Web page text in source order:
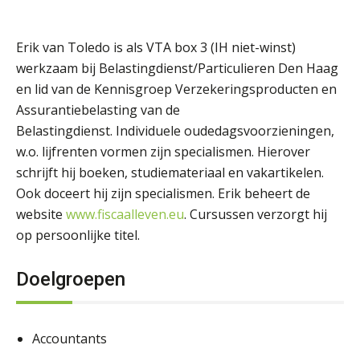
Erik van Toledo is als VTA box 3 (IH niet-winst)
werkzaam bij Belastingdienst/Particulieren Den Haag
en lid van de Kennisgroep Verzekeringsproducten en
Assurantiebelasting van de
Belastingdienst. Individuele oudedagsvoorzieningen,
w.o. lijfrenten vormen zijn specialismen. Hierover
schrijft hij boeken, studiemateriaal en vakartikelen.
Ook doceert hij zijn specialismen. Erik beheert de
website www.fiscaalleven.eu. Cursussen verzorgt hij
op persoonlijke titel.
Doelgroepen
Accountants